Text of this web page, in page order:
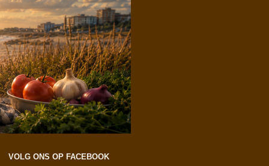
VOLG ONS OP FACEBOOK